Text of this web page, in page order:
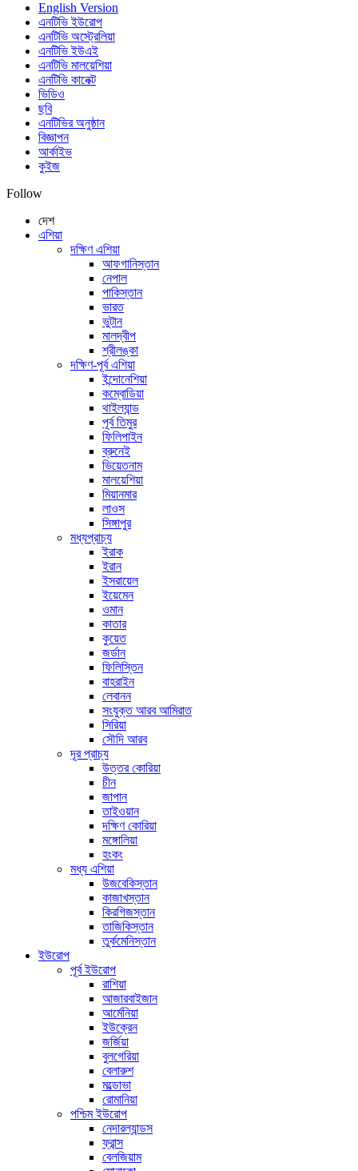
English Version
এনটিভি ইউরোপ
এনটিভি অস্ট্রেলিয়া
এনটিভি ইউএই
এনটিভি মালয়েশিয়া
এনটিভি কানেক্ট
ভিডিও
ছবি
এনটিভির অনুষ্ঠান
বিজ্ঞাপন
আর্কাইভ
কুইজ
Follow
দেশ
এশিয়া
দক্ষিণ এশিয়া
আফগানিস্তান
নেপাল
পাকিস্তান
ভারত
ভুটান
মালদ্বীপ
শ্রীলঙ্কা
দক্ষিণ-পূর্ব এশিয়া
ইন্দোনেশিয়া
কম্বোডিয়া
থাইল্যান্ড
পূর্ব তিমুর
ফিলিপাইন
ব্রুনেই
ভিয়েতনাম
মালয়েশিয়া
মিয়ানমার
লাওস
সিঙ্গাপুর
মধ্যপ্রাচ্য
ইরাক
ইরান
ইসরায়েল
ইয়েমেন
ওমান
কাতার
কুয়েত
জর্ডান
ফিলিস্তিন
বাহরাইন
লেবানন
সংযুক্ত আরব আমিরাত
সিরিয়া
সৌদি আরব
দূর প্রাচ্য
উত্তর কোরিয়া
চীন
জাপান
তাইওয়ান
দক্ষিণ কোরিয়া
মঙ্গোলিয়া
হংকং
মধ্য এশিয়া
উজবেকিস্তান
কাজাখস্তান
কিরগিজস্তান
তাজিকিস্তান
তুর্কমেনিস্তান
ইউরোপ
পূর্ব ইউরোপ
রাশিয়া
আজারবাইজান
আর্মেনিয়া
ইউক্রেন
জর্জিয়া
বুলগেরিয়া
বেলারুশ
মল্ডোভা
রোমানিয়া
পশ্চিম ইউরোপ
নেদারল্যান্ডস
ফ্রান্স
বেলজিয়াম